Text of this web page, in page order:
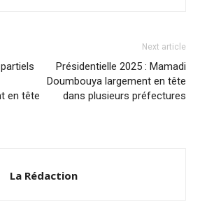
en tête
Next article
Présidentielle 2025 : Mamadi
Doumbouya largement en tête
dans plusieurs préfectures
La Rédaction